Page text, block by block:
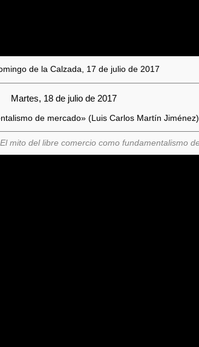
de la Calzada, 17 de julio de 2017
Martes, 18 de julio de 2017
de mercado» (Luis Carlos Martín Jiménez)
El mito del libre comercio como fundamentalismo